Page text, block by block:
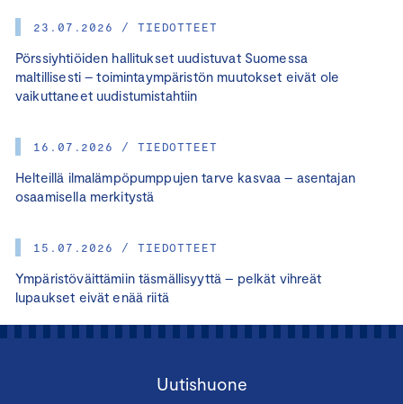
23.07.2026 / TIEDOTTEET
Pörssiyhtiöiden hallitukset uudistuvat Suomessa
maltillisesti – toimintaympäristön muutokset eivät ole
vaikuttaneet uudistumistahtiin
16.07.2026 / TIEDOTTEET
Helteillä ilmalämpöpumppujen tarve kasvaa – asentajan
osaamisella merkitystä
15.07.2026 / TIEDOTTEET
Ympäristöväittämiin täsmällisyyttä – pelkät vihreät
lupaukset eivät enää riitä
Uutishuone